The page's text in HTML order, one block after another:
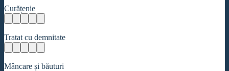
Curățenie
Tratat cu demnitate
Mâncare și băuturi